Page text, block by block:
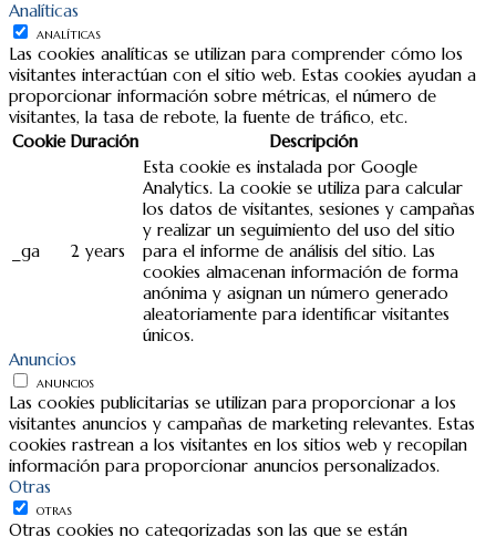
Analíticas
ANALÍTICAS
Las cookies analíticas se utilizan para comprender cómo los
visitantes interactúan con el sitio web. Estas cookies ayudan a
proporcionar información sobre métricas, el número de
visitantes, la tasa de rebote, la fuente de tráfico, etc.
Cookie Duración Descripción
_ga 2 years
Esta cookie es instalada por Google
Analytics. La cookie se utiliza para calcular
los datos de visitantes, sesiones y campañas
y realizar un seguimiento del uso del sitio
para el informe de análisis del sitio. Las
cookies almacenan información de forma
anónima y asignan un número generado
aleatoriamente para identificar visitantes
únicos.
Anuncios
ANUNCIOS
Las cookies publicitarias se utilizan para proporcionar a los
visitantes anuncios y campañas de marketing relevantes. Estas
cookies rastrean a los visitantes en los sitios web y recopilan
información para proporcionar anuncios personalizados.
Otras
OTRAS
Otras cookies no categorizadas son las que se están